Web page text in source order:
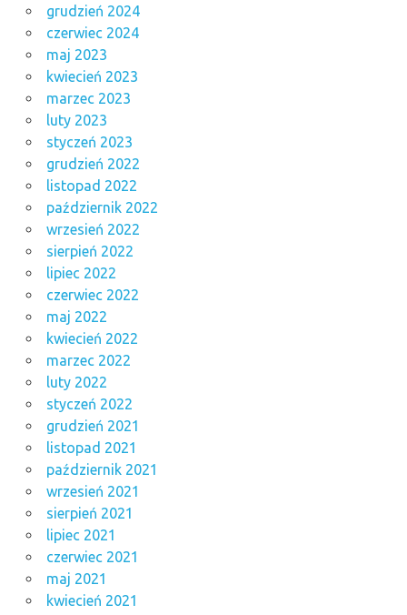
grudzień 2024
czerwiec 2024
maj 2023
kwiecień 2023
marzec 2023
luty 2023
styczeń 2023
grudzień 2022
listopad 2022
październik 2022
wrzesień 2022
sierpień 2022
lipiec 2022
czerwiec 2022
maj 2022
kwiecień 2022
marzec 2022
luty 2022
styczeń 2022
grudzień 2021
listopad 2021
październik 2021
wrzesień 2021
sierpień 2021
lipiec 2021
czerwiec 2021
maj 2021
kwiecień 2021